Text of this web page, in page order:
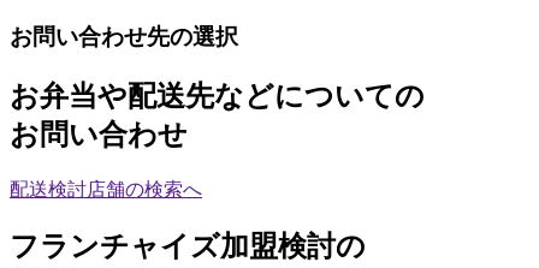
お問い合わせ先の選択
お弁当や配送先などについての
お問い合わせ
配送検討店舗の検索へ
フランチャイズ加盟検討の